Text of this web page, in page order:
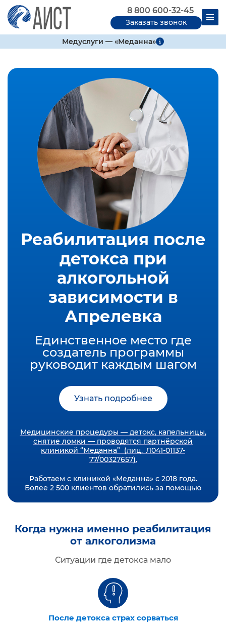
8 800 600-32-45
Заказать звонок
Медуслуги — «Меданна»
Реабилитация после
детокса при
алкогольной
зависимости в
Апрелевка
Единственное место где
создатель программы
руководит каждым шагом
Узнать подробнее
Медицинские процедуры — детокс, капельницы,
снятие ломки — проводятся партнёрской
клиникой “Меданна” (лиц. Л041-01137-
77/00327657).
Работаем с клиникой «Меданна» с 2018 года.
Более 2 500 клиентов обратились за помощью
Когда нужна именно реабилитация
от алкоголизма
Ситуации где детокса мало
После детокса страх сорваться